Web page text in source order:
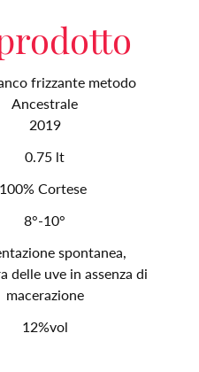
frizzante metodo
Ancestrale
2019
0.75 lt
100% Cortese
8°-10°
spontanea,
delle uve in assenza di
macerazione
12%vol